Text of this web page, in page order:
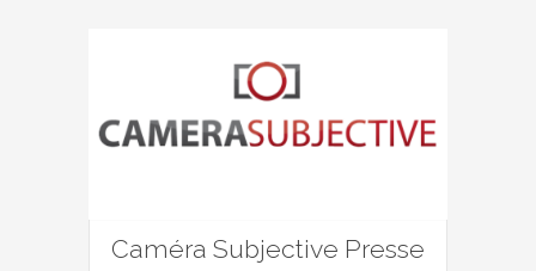
Caméra Subjective Presse